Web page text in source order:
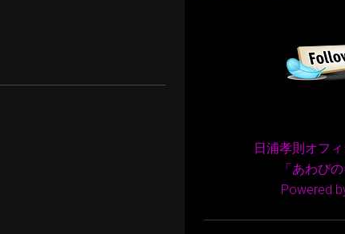
日浦孝則オフ
「あわび
Powered